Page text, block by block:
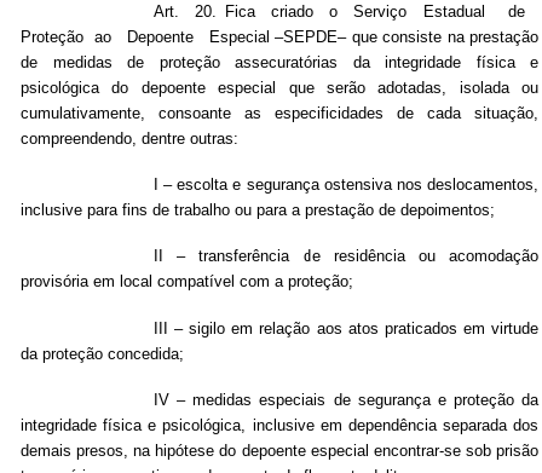
Art. 20. Fica criado o Serviço Estadual de
Proteção ao Depoente Especial –SEPDE– que consiste na prestação
de medidas de proteção assecuratórias da integridade física e
psicológica do depoente especial que serão adotadas, isolada ou
cumulativamente, consoante as especificidades de cada situação,
compreendendo, dentre outras:
I – escolta e segurança ostensiva nos deslocamentos,
inclusive para fins de trabalho ou para a prestação de depoimentos;
II – transferência de residência ou acomodação
provisória em local compatível com a proteção;
III – sigilo em relação aos atos praticados em virtude
da proteção concedida;
IV – medidas especiais de segurança e proteção da
integridade física e psicológica, inclusive em dependência separada dos
demais presos, na hipótese do depoente especial encontrar-se sob prisão